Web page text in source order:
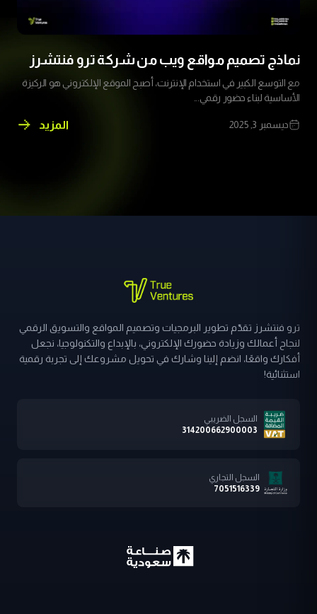
نماذج تصميم مواقع ويب من شركة ترو فنتشرز
مع التوسع الكبير في استخدام الإنترنت، أصبح الموقع الإلكتروني هو الركيزة
الأساسية لبناء حضور رقمي...
ديسمبر 3, 2025 المزيد
نماذج
شركة
ترو فنتشرز تقدّم تطوير البرمجيات وتصميم المواقع والتسويق الرقمي
لنجاح أعمالك وزيادة حضورك الإلكتروني، بالإبداع والتكنولوجيا، نجعل
أفكارك واقعًا، انضم إلينا وشارك في تحويل مشروعك إلى تجربة رقمية
استثنائية!
السجل الضريبي
314200662900003
السجل التجاري
7051516339